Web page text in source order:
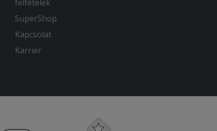
feltételek
SuperShop
Kapcsolat
Karrier